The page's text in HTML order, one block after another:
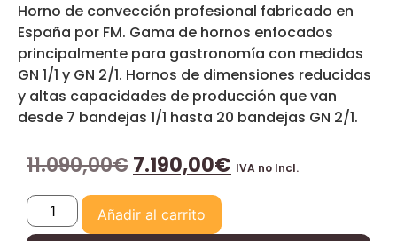
Horno de convección profesional fabricado en
España por FM. Gama de hornos enfocados
principalmente para gastronomía con medidas
GN 1/1 y GN 2/1. Hornos de dimensiones reducidas
y altas capacidades de producción que van
desde 7 bandejas 1/1 hasta 20 bandejas GN 2/1.
11.090,00€7.190,00€ IVA no Incl.
Añadir al carrito